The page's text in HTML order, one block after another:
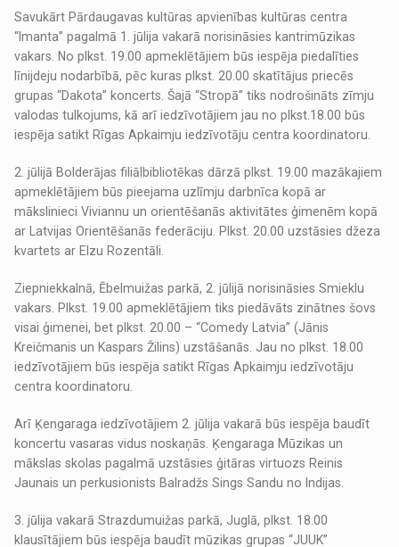
Savukārt Pārdaugavas kultūras apvienības kultūras centra
“Imanta” pagalmā 1. jūlija vakarā norisināsies kantrimūzikas
vakars. No plkst. 19.00 apmeklētājiem būs iespēja piedalīties
līnijdeju nodarbībā, pēc kuras plkst. 20.00 skatītājus priecēs
grupas “Dakota” koncerts. Šajā “Stropā” tiks nodrošināts zīmju
valodas tulkojums, kā arī iedzīvotājiem jau no plkst.18.00 būs
iespēja satikt Rīgas Apkaimju iedzīvotāju centra koordinatoru.
2. jūlijā Bolderājas filiālbibliotēkas dārzā plkst. 19.00 mazākajiem
apmeklētājiem būs pieejama uzlīmju darbnīca kopā ar
mākslinieci Viviannu un orientēšanās aktivitātes ģimenēm kopā
ar Latvijas Orientēšanās federāciju. Plkst. 20.00 uzstāsies džeza
kvartets ar Elzu Rozentāli.
Ziepniekkalnā, Ēbelmuižas parkā, 2. jūlijā norisināsies Smieklu
vakars. Plkst. 19.00 apmeklētājiem tiks piedāvāts zinātnes šovs
visai ģimenei, bet plkst. 20.00 – “Comedy Latvia” (Jānis
Kreičmanis un Kaspars Žilins) uzstāšanās. Jau no plkst. 18.00
iedzīvotājiem būs iespēja satikt Rīgas Apkaimju iedzīvotāju
centra koordinatoru.
Arī Ķengaraga iedzīvotājiem 2. jūlija vakarā būs iespēja baudīt
koncertu vasaras vidus noskaņās. Ķengaraga Mūzikas un
mākslas skolas pagalmā uzstāsies ģitāras virtuozs Reinis
Jaunais un perkusionists Balradžs Sings Sandu no Indijas.
3. jūlija vakarā Strazdumuižas parkā, Juglā, plkst. 18.00
klausītājiem būs iespēja baudīt mūzikas grupas “JUUK”